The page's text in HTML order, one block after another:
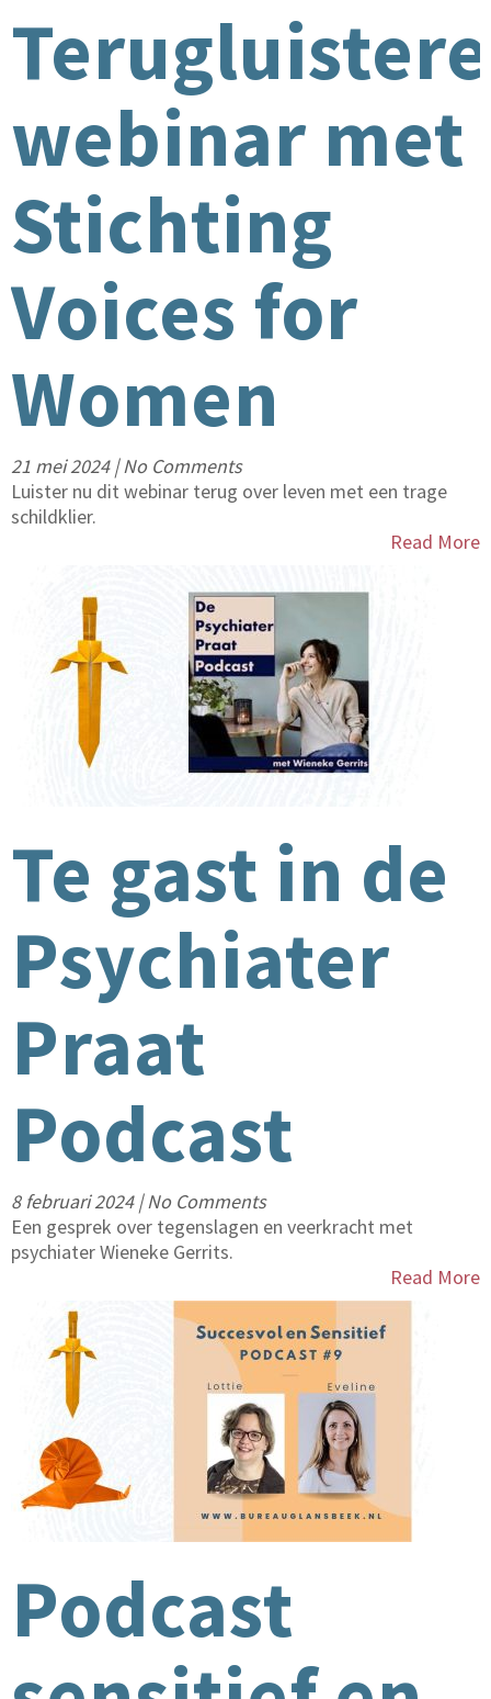
webinar met
Stichting
Voices for
Women
21 mei 2024 |No Comments
Luister nu dit webinar terug over leven met een trage
schildklier.
Read More
Te gast in de
Psychiater
Praat
Podcast
8 februari 2024 |No Comments
Een gesprek over tegenslagen en veerkracht met
psychiater Wieneke Gerrits.
Read More
Podcast